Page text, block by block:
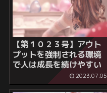
【第１０２３号】アウト
プットを強制される環境
で人は成長を続けやすい
2023.07.05